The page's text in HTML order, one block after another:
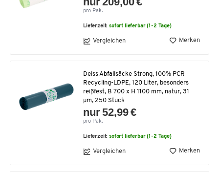
pro Pak.
Lieferzeit:sofort lieferbar (1-2 Tage)
Vergleichen Merken
Deiss Abfallsäcke Strong, 100% PCR
Recycling-LDPE, 120 Liter, besonders
reißfest, B 700 x H 1100 mm, natur, 31
µm, 250 Stück
nur 52,99 €
pro Pak.
Lieferzeit:sofort lieferbar (1-2 Tage)
Vergleichen Merken